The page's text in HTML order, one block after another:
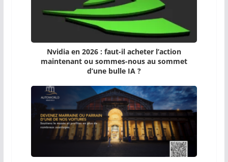
Nvidia en 2026 : faut-il acheter l’action
maintenant ou sommes-nous au sommet
d’une bulle IA ?